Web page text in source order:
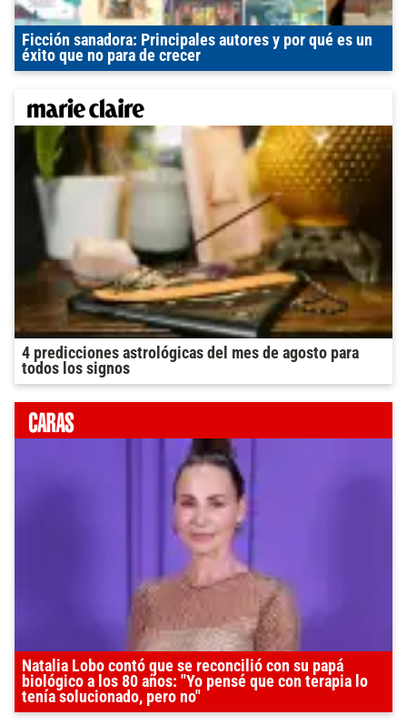
Ficción sanadora: Principales autores y por qué es un
éxito que no para de crecer
4 predicciones astrológicas del mes de agosto para
todos los signos
Natalia Lobo contó que se reconcilió con su papá
biológico a los 80 años: "Yo pensé que con terapia lo
tenía solucionado, pero no"